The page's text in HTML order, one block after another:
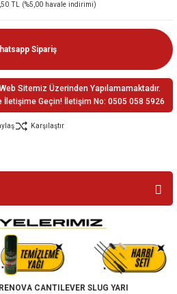
TL (%5,00 havale indirimi)
Sipariş
Sitemiz Üzerinden Yapılamamaktadır.
Geçin! İletişim No: 0505 058 5926
Karşılaştır
CANTILEVER SLUG YARI